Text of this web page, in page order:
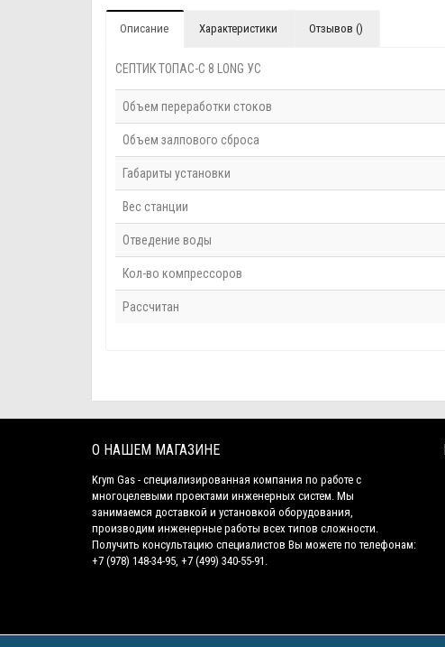
Описание Характеристики Отзывов ()
СЕПТИК ТОПАС-С 8 LONG УС
Объем переработки стоков
Объем залпового сброса
Габариты установки
Вес станции
Отведение воды
Кол-во компрессоров
Рассчитан
О НАШЕМ МАГАЗИНЕ
Krym Gas - специализированная компания по работе с
многоцелевыми проектами инженерных систем. Мы
занимаемся доставкой и установкой оборудования,
производим инженерные работы всех типов сложности.
Получить консультацию специалистов Вы можете по телефонам:
+7 (978) 148-34-95, +7 (499) 340-55-91.